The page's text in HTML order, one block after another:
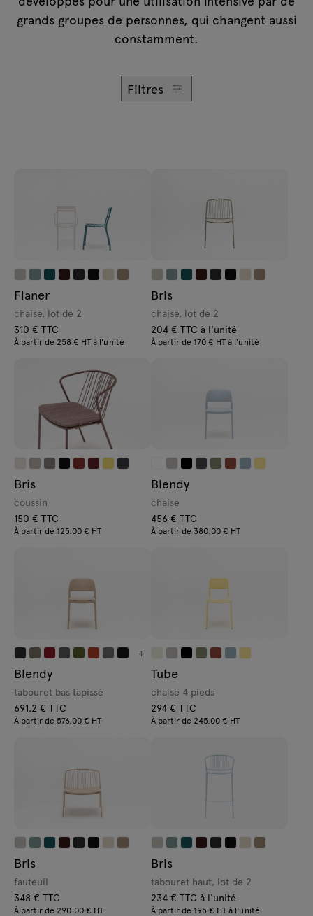
Lampes
Demandes
grands groupes de personnes, qui changent aussi
constamment.
Filtres
Flaner
chaise, lot de 2
310 € TTC
À partir de 258 € HT à l'unité
Bris
chaise, lot de 2
204 € TTC à l'unité
À partir de 170 € HT à l'unité
Bris
coussin
150 € TTC
À partir de 125.00 € HT
Blendy
chaise
456 € TTC
À partir de 380.00 € HT
+
Blendy
tabouret bas tapissé
691.2 € TTC
À partir de 576.00 € HT
Tube
chaise 4 pieds
294 € TTC
À partir de 245.00 € HT
Bris
fauteuil
348 € TTC
À partir de 290.00 € HT
Bris
tabouret haut, lot de 2
234 € TTC à l'unité
À partir de 195 € HT à l'unité